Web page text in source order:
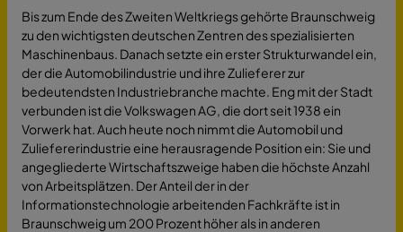
Bis zum Ende des Zweiten Weltkriegs gehörte Braunschweig
zu den wichtigsten deutschen Zentren des spezialisierten
Maschinenbaus. Danach setzte ein erster Strukturwandel ein,
der die Automobilindustrie und ihre Zulieferer zur
bedeutendsten Industriebranche machte. Eng mit der Stadt
verbunden ist die Volkswagen AG, die dort seit 1938 ein
Vorwerk hat. Auch heute noch nimmt die Automobil und
Zuliefererindustrie eine herausragende Position ein: Sie und
angegliederte Wirtschaftszweige haben die höchste Anzahl
von Arbeitsplätzen. Der Anteil der in der
Informationstechnologie arbeitenden Fachkräfte ist in
Braunschweig um 200 Prozent höher als in anderen